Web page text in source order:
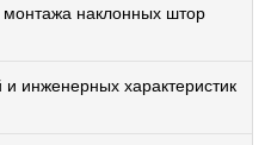
наклонных штор
инженерных характеристик